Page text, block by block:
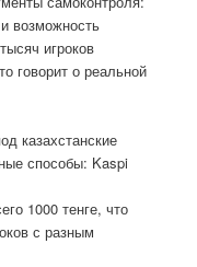
возможность
игроков
говорит о реальной
казахстанские
способы: Kaspi
1000 тенге, что
с разным